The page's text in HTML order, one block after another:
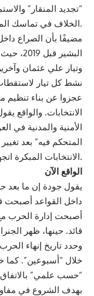
“تجديد المنقار”
الخلاف في تماسك المركز السياسي والأمني داخل بنية النظام.
مضيفًا بأن الصراع
البشير
وتيار علي عثمان
نشط كل تيار
عجزوا عن بناء تنظيم
الانتخابات. والواقع
الأمنية والمدنية في
الانتخابات المبكرة اتجهوا نحو خيار الحرب.
الواقع الآن
داخل القواعد أصبحت
أصبحت إدارة الحرب
قائد. حينها، ظهر
وحدد تاريخ إنهاء
خلال “أسبوعين”. كما
“حسب علمي”
بهدف الشروع في